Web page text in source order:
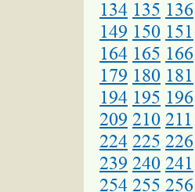
134 135 136
149 150 151
164 165 166
179 180 181
194 195 196
209 210 211
224 225 226
239 240 241
254 255 256